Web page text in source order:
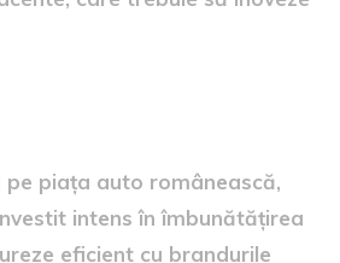
pe piața auto românească,
intens în îmbunătățirea
eficient cu brandurile